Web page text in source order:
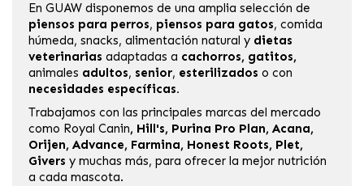
En GUAW disponemos de una amplia selección de
piensos para perros, piensos para gatos, comida
húmeda, snacks, alimentación natural y dietas
veterinarias adaptadas a cachorros, gatitos,
animales adultos, senior, esterilizados o con
necesidades específicas.
Trabajamos con las principales marcas del mercado
como Royal Canin, Hill's, Purina Pro Plan, Acana,
Orijen, Advance, Farmina, Honest Roots, Plet,
Givers y muchas más, para ofrecer la mejor nutrición
a cada mascota.